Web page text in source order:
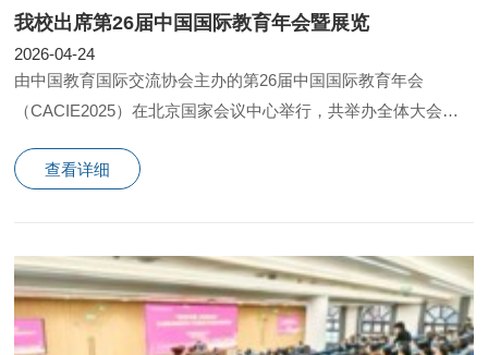
我校出席第26届中国国际教育年会暨展览
2026-04-24
由中国教育国际交流协会主办的第26届中国国际教育年会
（CACIE2025）在北京国家会议中心举行，共举办全体大会、
查看详细